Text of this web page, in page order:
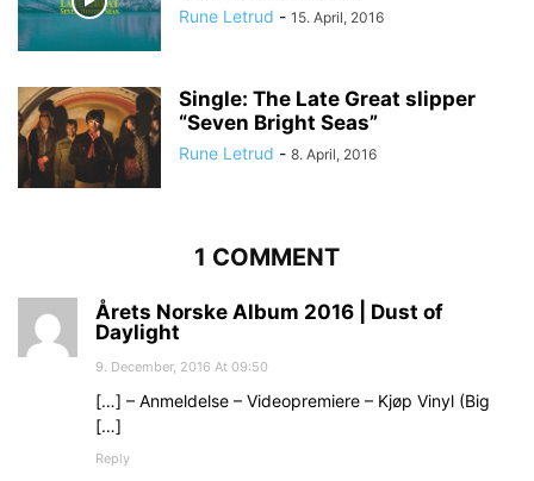
Rune Letrud - 15. April, 2016
Single: The Late Great slipper
“Seven Bright Seas”
Rune Letrud - 8. April, 2016
1 COMMENT
Årets Norske Album 2016 | Dust of
Daylight
9. December, 2016 At 09:50
[…] – Anmeldelse – Videopremiere – Kjøp Vinyl (Big
[…]
Reply